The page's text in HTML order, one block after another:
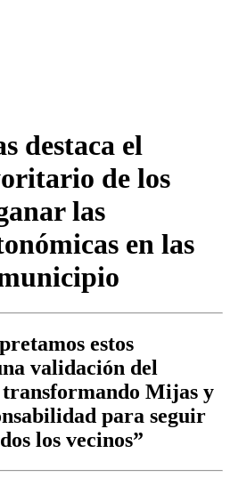
destaca el
de los
las
en las
estos
validación del
transformando Mijas y
para seguir
los vecinos”